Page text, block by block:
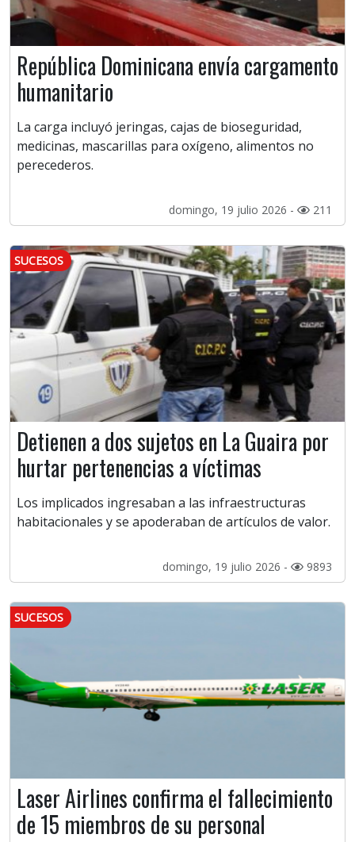
República Dominicana envía cargamento
humanitario
La carga incluyó jeringas, cajas de bioseguridad,
medicinas, mascarillas para oxígeno, alimentos no
perecederos.
domingo, 19 julio 2026 - 211
SUCESOS
Detienen a dos sujetos en La Guaira por
hurtar pertenencias a víctimas
Los implicados ingresaban a las infraestructuras
habitacionales y se apoderaban de artículos de valor.
domingo, 19 julio 2026 - 9893
SUCESOS
Laser Airlines confirma el fallecimiento
de 15 miembros de su personal